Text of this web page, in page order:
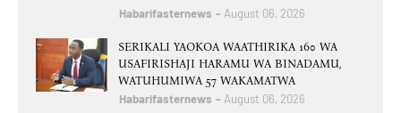
Habarifasternews August 06, 2026
SERIKALI YAOKOA WAATHIRIKA 160 WA
USAFIRISHAJI HARAMU WA BINADAMU,
WATUHUMIWA 57 WAKAMATWA
Habarifasternews August 06, 2026